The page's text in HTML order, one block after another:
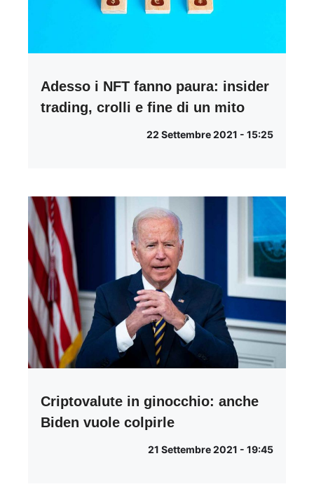
Adesso i NFT fanno paura: insider
trading, crolli e fine di un mito
22 Settembre 2021 - 15:25
Criptovalute in ginocchio: anche
Biden vuole colpirle
21 Settembre 2021 - 19:45